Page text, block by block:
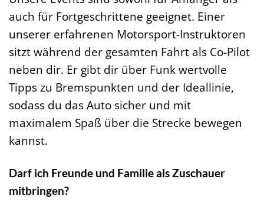
auch für Fortgeschrittene geeignet. Einer
unserer erfahrenen Motorsport-Instruktoren
sitzt während der gesamten Fahrt als Co-Pilot
neben dir. Er gibt dir über Funk wertvolle
Tipps zu Bremspunkten und der Ideallinie,
sodass du das Auto sicher und mit
maximalem Spaß über die Strecke bewegen
kannst.
Darf ich Freunde und Familie als Zuschauer
mitbringen?